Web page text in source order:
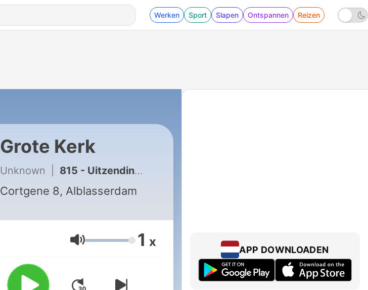
Werken Sport Slapen Ontspannen Reizen
Grote Kerk
Unknown 815 - Uitzending van 2026-08-02 17:51:00
Cortgene 8, Alblasserdam
Volume 1 x
APP DOWNLOADEN